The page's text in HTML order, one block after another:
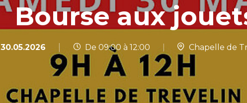
Bourse aux
30.05.2026 | De 09:00 à 12:00 Chapelle de